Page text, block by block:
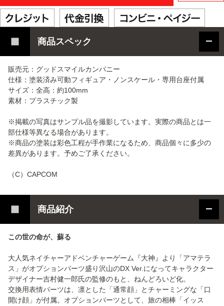
商品スペック
販売元：グッドスマイルカンパニー
仕様：塗装済み可動フィギュア・ノンスケール・専用台座付属
サイズ：全高：約100mm
素材：プラスチック製
※掲載の写真はサンプル品を撮影しています。実際の商品とは一
部仕様等異なる場合があります。
※商品の塗装は彩色工程が手作業になるため、商品個々に多少の
差異があります。予めご了承ください。
（C）CAPCOM
商品紹介
この世の命が、蘇る
大人気ネイチャーアドベンチャーゲーム『大神』より「アマテラ
ス」がオプションパーツ盛り沢山のDX Ver.になってキャラクター
デザイナー吉村健一郎氏の監修のもと、ねんどろいど化。
交換用表情パーツは、凛とした「通常顔」とチャーミングな「口
開け顔」が付属。オプションパーツとして、旅の相棒「イッス